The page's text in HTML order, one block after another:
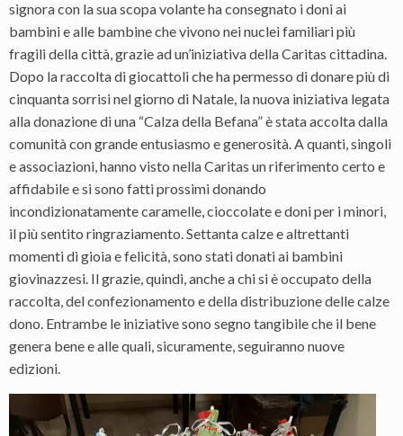
signora con la sua scopa volante ha consegnato i doni ai
bambini e alle bambine che vivono nei nuclei familiari più
fragili della città, grazie ad un’iniziativa della Caritas cittadina.
Dopo la raccolta di giocattoli che ha permesso di donare più di
cinquanta sorrisi nel giorno di Natale, la nuova iniziativa legata
alla donazione di una “Calza della Befana” è stata accolta dalla
comunità con grande entusiasmo e generosità. A quanti, singoli
e associazioni, hanno visto nella Caritas un riferimento certo e
affidabile e si sono fatti prossimi donando
incondizionatamente caramelle, cioccolate e doni per i minori,
il più sentito ringraziamento. Settanta calze e altrettanti
momenti di gioia e felicità, sono stati donati ai bambini
giovinazzesi. Il grazie, quindi, anche a chi si è occupato della
raccolta, del confezionamento e della distribuzione delle calze
dono. Entrambe le iniziative sono segno tangibile che il bene
genera bene e alle quali, sicuramente, seguiranno nuove
edizioni.